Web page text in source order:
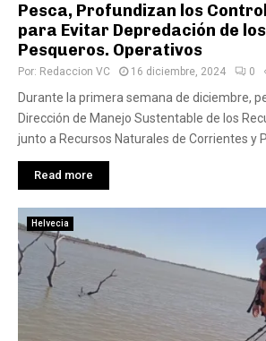
Pesca, Profundizan los
para Evitar Depredación de
Pesqueros. Operativos
Por: Redaccion VC 16 diciembre, 2024 0
Durante la primera semana de diciembre,
Dirección de Manejo Sustentable de los
junto a Recursos Naturales de Corrientes y
Read more
Helvecia